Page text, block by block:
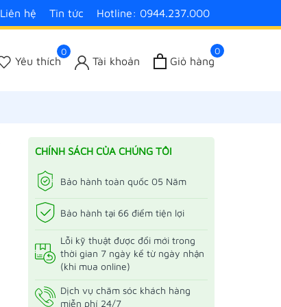
Liên hệ Tin tức Hotline: 0944.237.000
0
Yêu thích Tài khoản
0
Giỏ hàng
CHÍNH SÁCH CỦA CHÚNG TÔI
Bảo hành toàn quốc 05 Năm
Bảo hành tại 66 điểm tiện lợi
Lỗi kỹ thuật được đổi mới trong
thời gian 7 ngày kể từ ngày nhận
(khi mua online)
Dịch vụ chăm sóc khách hàng
miễn phí 24/7